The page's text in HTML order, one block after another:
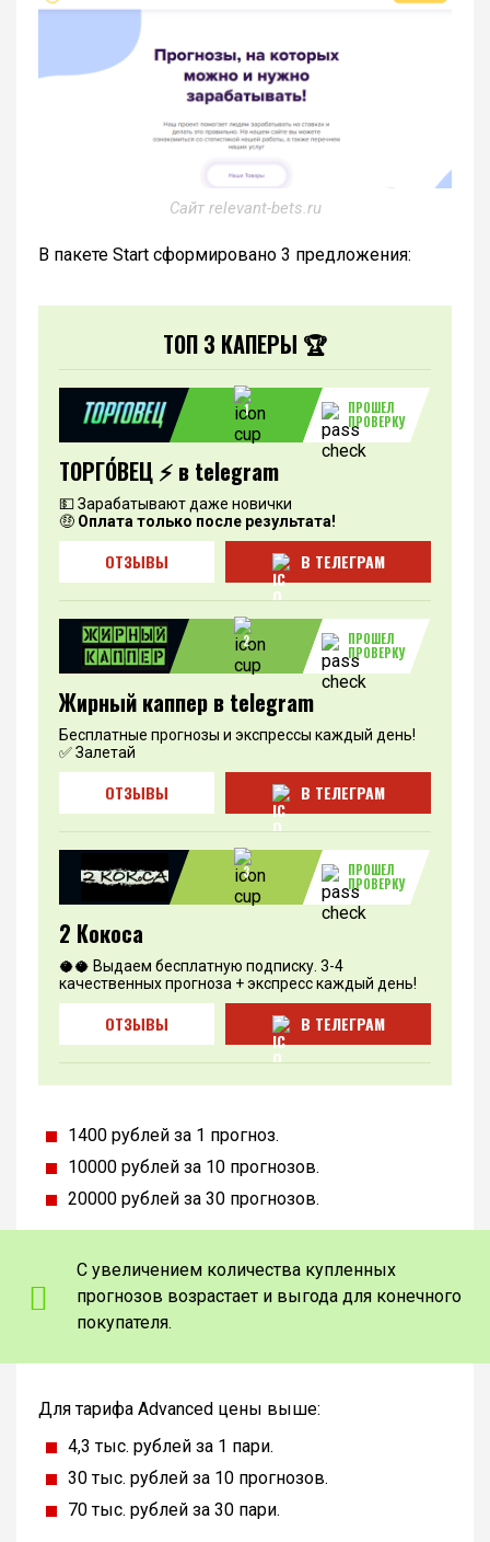
Сайт relevant-bets.ru
В пакете Start сформировано 3 предложения:
ТОП 3 КАПЕРЫ 🏆
1
ПРОШЕЛ
ПРОВЕРКУ
ТОРГО́ВЕЦ ⚡️ в telegram
💵 Зарабатывают даже новички
🤑 Оплата только после результата!
ОТЗЫВЫ В ТЕЛЕГРАМ
2
ПРОШЕЛ
ПРОВЕРКУ
Жирный каппер в telegram
Бесплатные прогнозы и экспрессы каждый день!
✅ Залетай
ОТЗЫВЫ В ТЕЛЕГРАМ
3
ПРОШЕЛ
ПРОВЕРКУ
2 Кокоса
🥥🥥 Выдаем бесплатную подписку. 3-4
качественных прогноза + экспресс каждый день!
ОТЗЫВЫ В ТЕЛЕГРАМ
1400 рублей за 1 прогноз.
10000 рублей за 10 прогнозов.
20000 рублей за 30 прогнозов.
С увеличением количества купленных
прогнозов возрастает и выгода для конечного
покупателя.
Для тарифа Advanced цены выше:
4,3 тыс. рублей за 1 пари.
30 тыс. рублей за 10 прогнозов.
70 тыс. рублей за 30 пари.